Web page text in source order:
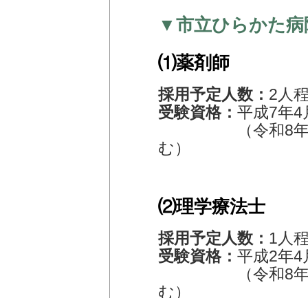
▼市立ひらかた
⑴薬剤師
採用予定人数： 2人
受験資格： 平成7年4
（令和8年4月
む）
⑵理学療法士
採用予定人数： 1人
受験資格： 平成2年4
（令和8年4月
む）